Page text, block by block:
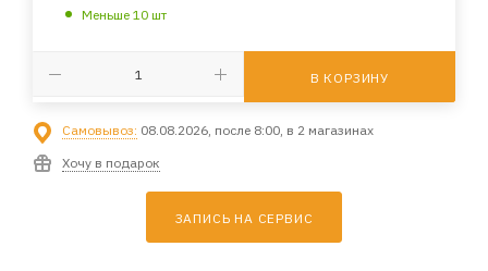
Меньше 10 шт
В КОРЗИНУ
Самовывоз: 08.08.2026, после 8:00, в 2 магазинах
Хочу в подарок
ЗАПИСЬ НА СЕРВИС